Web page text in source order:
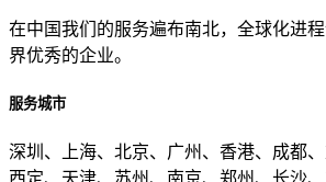
在中国我们的服务遍布南北，全球化进
界优秀的企业。
服务城市
深圳、上海、北京、广州、香港、成都、
西定、天津、苏州、南京、郑州、长沙、